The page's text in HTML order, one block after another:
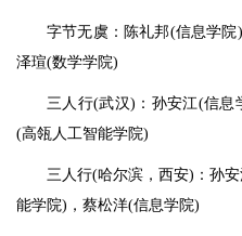
字节无虞：陈礼邦(信息学
泽瑄(数学学院)
三人行(武汉)：孙安江(信息
(高瓴人工智能学院)
三人行(哈尔滨，西安)：孙
能学院)，蔡松洋(信息学院)